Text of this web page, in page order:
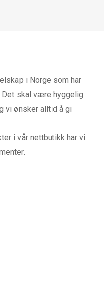
i Norge som har
Det skal være hyggelig
vi ønsker alltid å gi
i vår nettbutikk har vi